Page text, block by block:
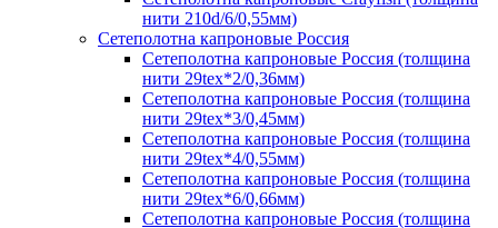
нити 210d/6/0,55мм)
Сетеполотна капроновые Россия
Сетеполотна капроновые Россия (толщина
нити 29tex*2/0,36мм)
Сетеполотна капроновые Россия (толщина
нити 29tex*3/0,45мм)
Сетеполотна капроновые Россия (толщина
нити 29tex*4/0,55мм)
Сетеполотна капроновые Россия (толщина
нити 29tex*6/0,66мм)
Сетеполотна капроновые Россия (толщина